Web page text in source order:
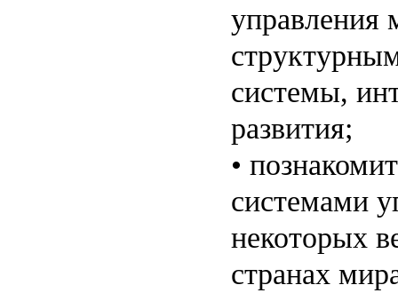
управления
системы,
развития;
•
системами
некоторых
странах